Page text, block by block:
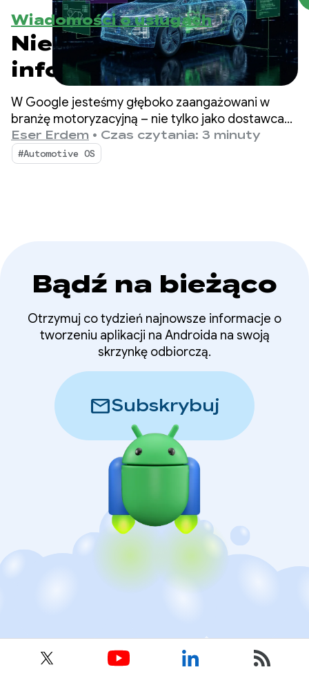
Wiadomości o usługach
Nie tylko system
informacyjno-
rozrywkowy:
rozszerzanie systemu
operacyjnego Android
W Google jesteśmy głęboko zaangażowani w
branżę motoryzacyjną – nie tylko jako dostawca
technologii, ale też jako partner w transformacji
tej branży.
Eser Erdem • Czas czytania: 3 minuty
#Automotive OS
Bądź na bieżąco
Otrzymuj co tydzień najnowsze informacje o
tworzeniu aplikacji na Androida na swoją
skrzynkę odbiorczą.
mailSubskrybuj